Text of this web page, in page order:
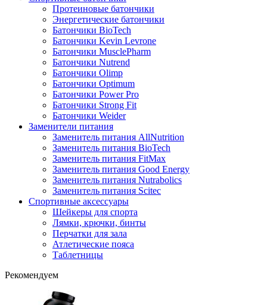
Протеиновые батончики
Энергетические батончики
Батончики BioTech
Батончики Kevin Levrone
Батончики MusclePharm
Батончики Nutrend
Батончики Olimp
Батончики Optimum
Батончики Power Pro
Батончики Strong Fit
Батончики Weider
Заменители питания
Заменитель питания AllNutrition
Заменитель питания BioTech
Заменитель питания FitMax
Заменитель питания Good Energy
Заменитель питания Nutrabolics
Заменитель питания Scitec
Спортивные аксессуары
Шейкеры для спорта
Лямки, крючки, бинты
Перчатки для зала
Атлетические пояса
Таблетницы
Рекомендуем